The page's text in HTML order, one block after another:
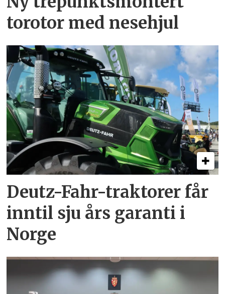
torotor med nesehjul
Deutz-Fahr-traktorer får
inntil sju års garanti i
Norge